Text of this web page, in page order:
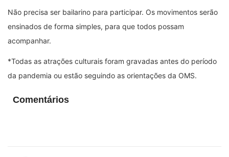
Não precisa ser bailarino para participar. Os movimentos serão
ensinados de forma simples, para que todos possam
acompanhar.
*Todas as atrações culturais foram gravadas antes do período
da pandemia ou estão seguindo as orientações da OMS.
Comentários